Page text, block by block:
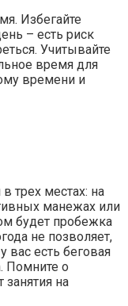
Избегайте
– есть риск
Учитывайте
время для
времени и
трех местах: на
манежах или
будет пробежка
не позволяет,
вас есть беговая
Помните о
на